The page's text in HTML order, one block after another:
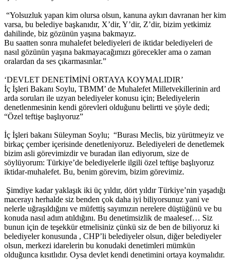
“Yolsuzluk yapan kim olursa olsun, kanuna aykırı davranan her kim
varsa, bu belediye başkanıdır, X’dir, Y’dir, Z’dir, bizim yetkimiz
dahilinde, biz gözünün yaşına bakmayız.
Bu saatten sonra muhalefet belediyeleri de iktidar belediyeleri de
nasıl gözünün yaşına bakmayacağımızı görecekler ama o zaman
oralardan da ses çıkarmasınlar.”
‘DEVLET DENETİMİNİ ORTAYA KOYMALIDIR’
İç İşleri Bakanı Soylu, TBMM’ de Muhalefet Milletvekillerinin ard
arda soruları ile uzyan belediyeler konusu için; Belediyelerin
denetlenmesinin kendi görevleri olduğunu belirtti ve şöyle dedi;
“Özel teftişe başlıyoruz”
İç İşleri bakanı Süleyman Soylu; “Burası Meclis, biz yürütmeyiz ve
birkaç çember içerisinde denetleniyoruz. Belediyeleri de denetlemek
bizim asli görevimizdir ve buradan ilan ediyorum, size de
söylüyorum: Türkiye’de belediyelerle ilgili özel teftişe başlıyoruz
iktidar-muhalefet. Bu, benim görevim, bizim görevimiz.
Şimdiye kadar yaklaşık iki üç yıldır, dört yıldır Türkiye’nin yaşadığı
macerayı herhalde siz benden çok daha iyi biliyorsunuz yani ve
nelerle uğraşıldığını ve müfettiş sayımızın nerelere düştüğünü ve bu
konuda nasıl adım atıldığını. Bu denetimsizlik de maalesef… Siz
bunun için de teşekkür etmelisiniz çünkü siz de ben de biliyoruz ki
belediyeler konusunda , CHP’li belediyeler olsun, diğer belediyeler
olsun, merkezi idarelerin bu konudaki denetimleri mümkün
olduğunca kısıtlıdır. Oysa devlet kendi denetimini ortaya koymalıdır.